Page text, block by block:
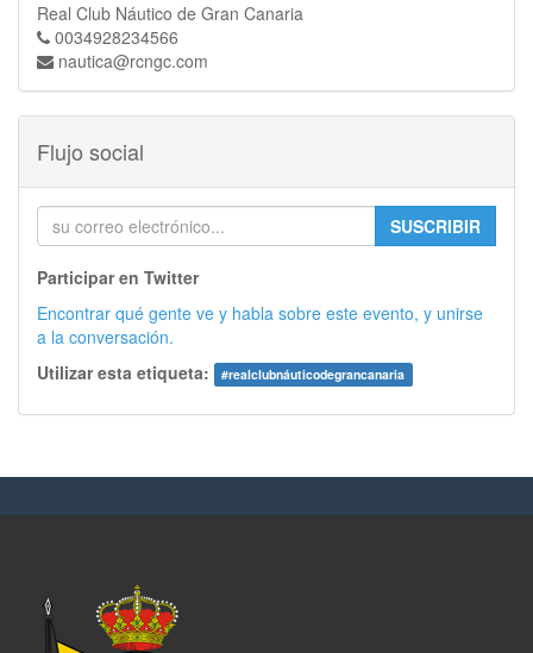
Real Club Náutico de Gran Canaria
0034928234566
nautica@rcngc.com
Flujo social
SUSCRIBIR
Participar en Twitter
Encontrar qué gente ve y habla sobre este evento, y unirse
a la conversación.
Utilizar esta etiqueta:
#realclubnáuticodegrancanaria